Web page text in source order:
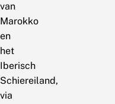
van
Marokko
en
het
Iberisch
Schiereiland,
via